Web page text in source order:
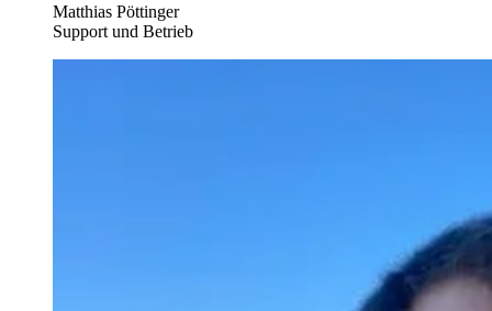
Matthias Pöttinger
Support und Betrieb